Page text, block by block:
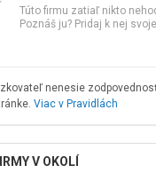
Túto firmu zatiaľ nikto
Poznáš ju? Pridaj k nej
nenesie
Viac v Pravidlách
V OKOLÍ